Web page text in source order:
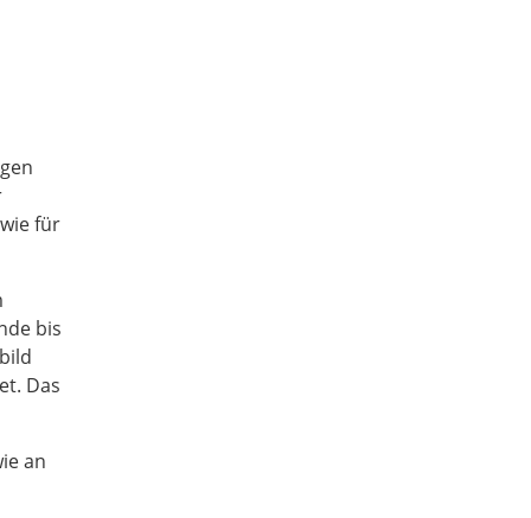
für
bis
Das
an